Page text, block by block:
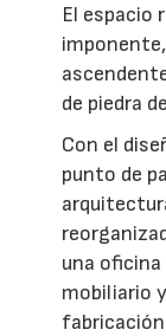
El espacio
de piedra
Con el
punto de
una
mobiliario